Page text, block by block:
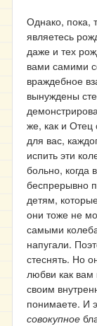
Однако, пока,
являетесь
даже и тех
вами самими
враждебное
вынуждены
же, как и Отец
для вас,
испить эти
больно, когда
беспрерывно
детям,
они тоже не
самыми
напугали.
стеснять. Но
любви как вам
своим
понимаете. И
совокупное